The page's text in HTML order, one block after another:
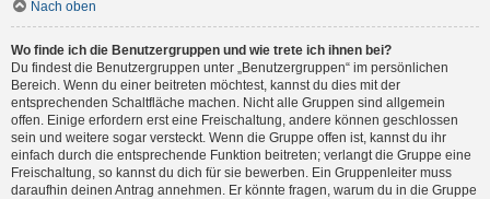
Nach oben
Wo finde ich die Benutzergruppen und wie trete ich ihnen bei?
Du findest die Benutzergruppen unter „Benutzergruppen“ im persönlichen
Bereich. Wenn du einer beitreten möchtest, kannst du dies mit der
entsprechenden Schaltfläche machen. Nicht alle Gruppen sind allgemein
offen. Einige erfordern erst eine Freischaltung, andere können geschlossen
sein und weitere sogar versteckt. Wenn die Gruppe offen ist, kannst du ihr
einfach durch die entsprechende Funktion beitreten; verlangt die Gruppe eine
Freischaltung, so kannst du dich für sie bewerben. Ein Gruppenleiter muss
daraufhin deinen Antrag annehmen. Er könnte fragen, warum du in die Gruppe